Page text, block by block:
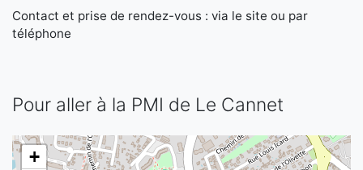
Contact et prise de rendez-vous : via le site ou par
téléphone
Pour aller à la PMI de Le Cannet
+